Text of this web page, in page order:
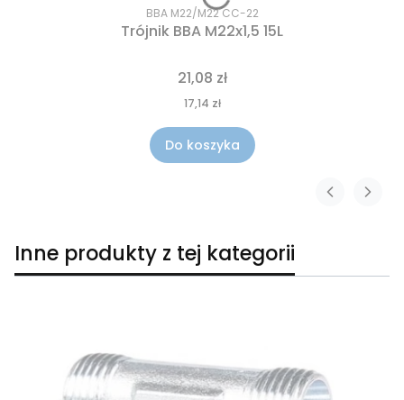
BBA M22/M22 CC-22
Trójnik BBA M22x1,5 15L
21,08 zł
17,14 zł
Do koszyka
Inne produkty z tej kategorii